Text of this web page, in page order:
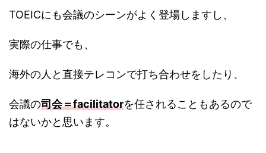
TOEICにも会議のシーンがよく登場しますし、
実際の仕事でも、
海外の人と直接テレコンで打ち合わせをしたり、
会議の司会＝facilitatorを任されることもあるので
はないかと思います。